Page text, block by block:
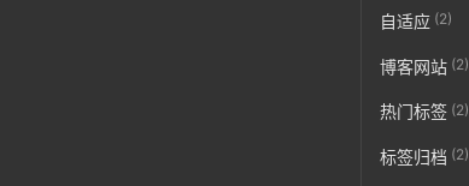
自适应 (2)
博客网站 (2)
热门标签 (2)
标签归档 (2)